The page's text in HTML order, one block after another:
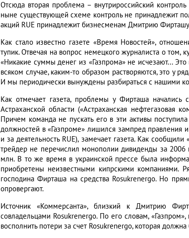
Отсюда вторая проблема – внутрироссийский
ныне существующей схеме контроль не принадлежит
акций RUE принадлежит бизнесменам Дмитрию
Как стало известно газете «Время Новостей»,
тупик. Отвечая на вопрос немецкого журналиста о том,
«Никакие суммы денег из «Газпрома» не исчезают...
всяком случае, каким-то образом растворяются, это у
И мы периодически вынуждены разбираться с нашими
Как отмечает газета, проблемы у Фирташа
Астраханской области («Астраханская нефтегазовая
Причем команда не пускать его в эти активы
должностей в «Газпроме» лишился зампред правления
и за деятельность RUE), замечает газета. Как
трейдер не перечислил монополии дивиденды за 2006
млн. В то же время в украинской прессе была
приобретены неизвестными кипрскими компаниями.
господина Фирташа на средства Rosukrenergo. Но
опровергают.
Источник «Коммерсанта», близкий к Дмитрию
совладельцами Rosukrenergo. По его словам,
восполнить потери за счет Rosukrenergo, которая